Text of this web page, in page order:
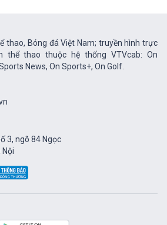
thao, Bóng đá Việt Nam; truyền hình trực
thể thao thuộc hệ thống VTVcab: On
News, On Sports+, On Golf.
3, ngõ 84 Ngọc
Nội